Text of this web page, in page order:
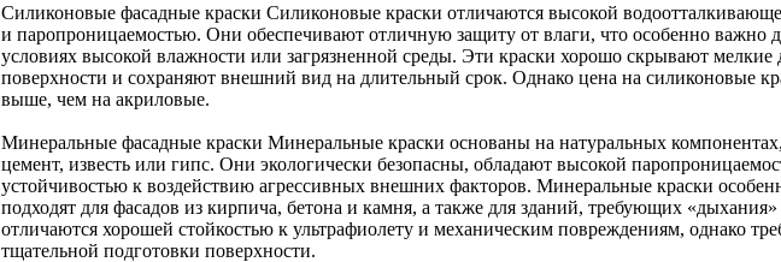
Силиконовые фасадные краски Силиконовые краски отличаются высокой
и паропроницаемостью. Они обеспечивают отличную защиту от влаги, что особенно важно
условиях высокой влажности или загрязненной среды. Эти краски хорошо скрывают мелкие
поверхности и сохраняют внешний вид на длительный срок. Однако цена на силиконовые
выше, чем на акриловые.
Минеральные фасадные краски Минеральные краски основаны на натуральных
цемент, известь или гипс. Они экологически безопасны, обладают высокой
устойчивостью к воздействию агрессивных внешних факторов. Минеральные краски
подходят для фасадов из кирпича, бетона и камня, а также для зданий, требующих
отличаются хорошей стойкостью к ультрафиолету и механическим повреждениям, однако
тщательной подготовки поверхности.